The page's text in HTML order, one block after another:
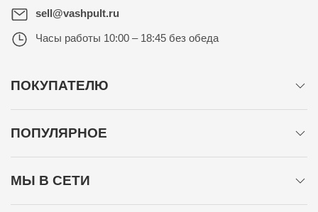
sell@vashpult.ru
Часы работы 10:00 – 18:45 без обеда
ПОКУПАТЕЛЮ
ПОПУЛЯРНОЕ
МЫ В СЕТИ